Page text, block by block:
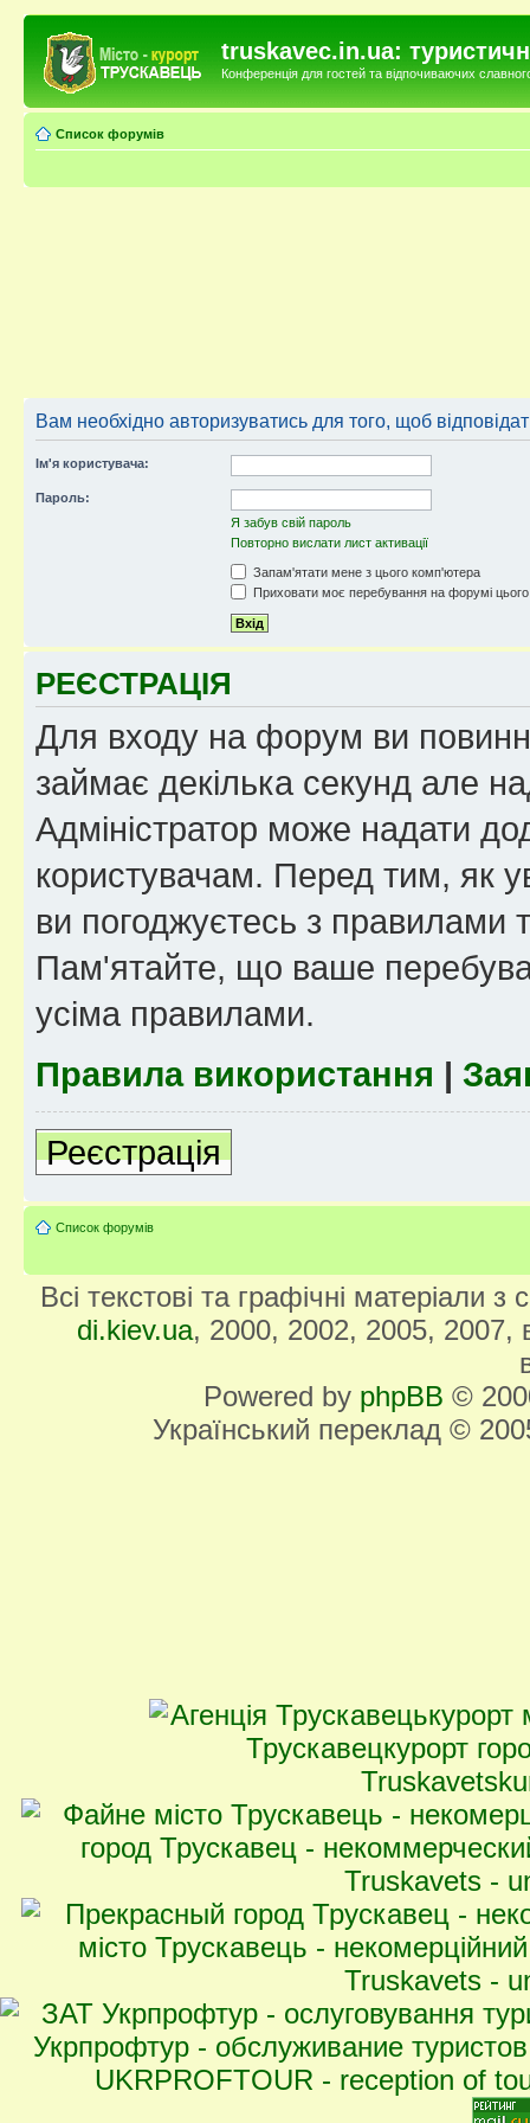
truskavec.in.ua:
Конференція для гостей та відпочиваючих
Список форумів
Вам необхідно авторизуватись для того, щоб
Ім'я користувача:
Пароль:
Я забув свій пароль
Повторно вислати лист активації
Запам'ятати мене з цього комп'ютера
Приховати моє перебування на форумі
РЕЄСТРАЦІЯ
Для входу на форум ви
займає декілька секунд але
Адміністратор може надати
користувачам. Перед тим, як
ви погоджуєтесь з правилами
Пам'ятайте, що ваше
усіма правилами.
Правила використання |
Реєстрація
Список форумів
Всі текстові та графічні матеріали
di.kiev.ua, 2000, 2002, 2005, 2007,
Powered by phpBB ©
Український переклад ©